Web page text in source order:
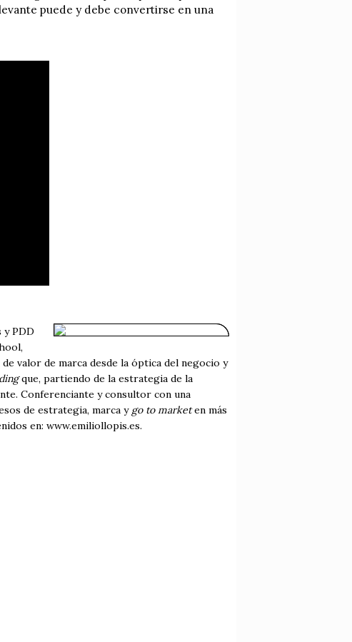
puede y debe convertirse en una
y PDD
valor de marca desde la óptica del negocio y
que, partiendo de la estrategia de la
Conferenciante y consultor con una
de estrategia, marca y go to marketen más
en: www.emiliollopis.es.